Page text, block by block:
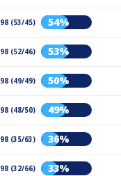
98 (53/45) 54%
98 (52/46) 53%
98 (49/49) 50%
98 (48/50) 49%
98 (35/63) 36%
98 (32/66) 33%